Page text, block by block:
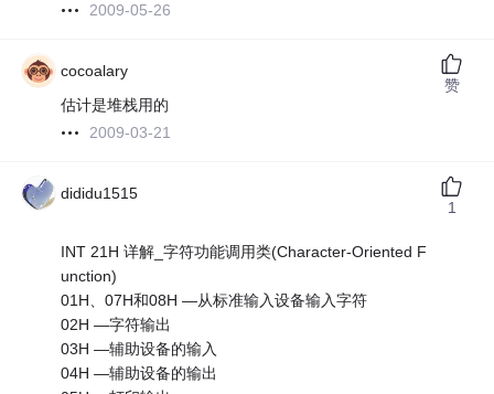
2009-05-26
cocoalary
估计是堆栈用的
2009-03-21
赞
dididu1515
INT 21H 详解_字符功能调用类(Character-Oriented F
unction)
01H、07H和08H —从标准输入设备输入字符
02H —字符输出
03H —辅助设备的输入
04H —辅助设备的输出
1